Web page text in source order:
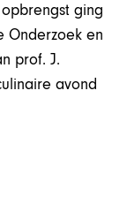
ging
Onderzoek en
prof. J.
avond